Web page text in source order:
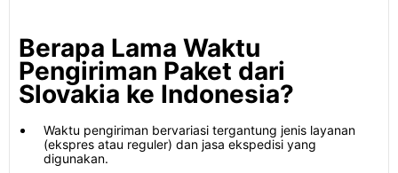
Berapa Lama Waktu
Pengiriman Paket dari
Slovakia ke Indonesia?
Waktu pengiriman bervariasi tergantung jenis layanan
(ekspres atau reguler) dan jasa ekspedisi yang
digunakan.